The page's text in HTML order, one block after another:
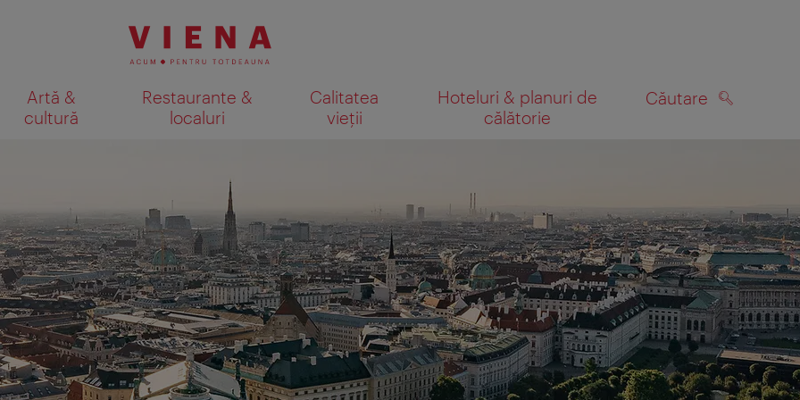
Artă &
cultură
Restaurante &
localuri
Calitatea
vieții
Hoteluri & planuri de
călătorie
Căutare